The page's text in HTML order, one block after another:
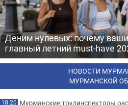
Деним нулевых: почему
главный летний must-have
НОВОСТИ
МУРМАНСКОЙ
18:20 Мурманские трудинспекторы